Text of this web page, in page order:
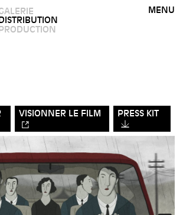
DISTRIBUTION
MENU
VISIONNER LE FILM PRESS KIT